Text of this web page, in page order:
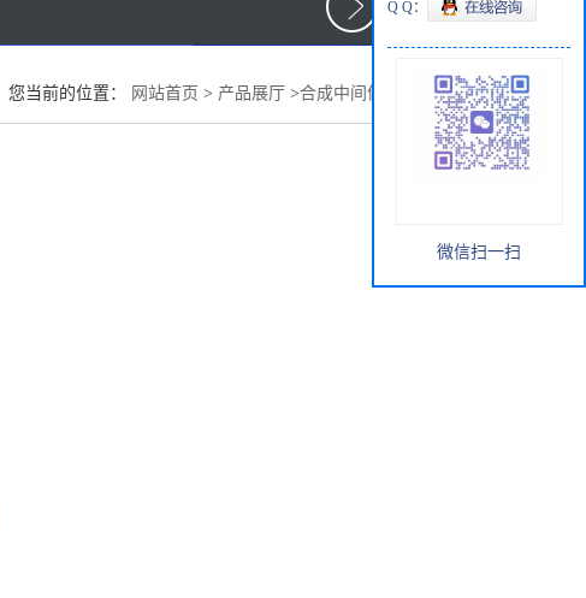
您当前的位置： 网站首页 > 产品展厅 >合成中间体 荧光增白剂52
Q Q：
微信扫一扫